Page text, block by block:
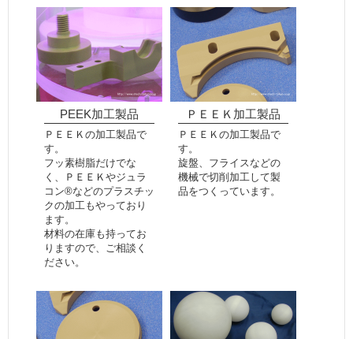
す。
PEEK加工製品
ＰＥＥＫの加工製品で
す。
フッ素樹脂だけでな
く、ＰＥＥＫやジュラ
コン®などのプラスチッ
クの加工もやっており
ます。
材料の在庫も持ってお
りますので、ご相談く
ださい。
ＰＥＥＫ加工製品
ＰＥＥＫの加工製品で
す。
旋盤、フライスなどの
機械で切削加工して製
品をつくっています。